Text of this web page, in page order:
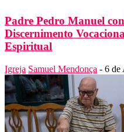
Padre Pedro Manuel
Discernimento
Espiritual
Igreja Samuel Mendonça - 6 de